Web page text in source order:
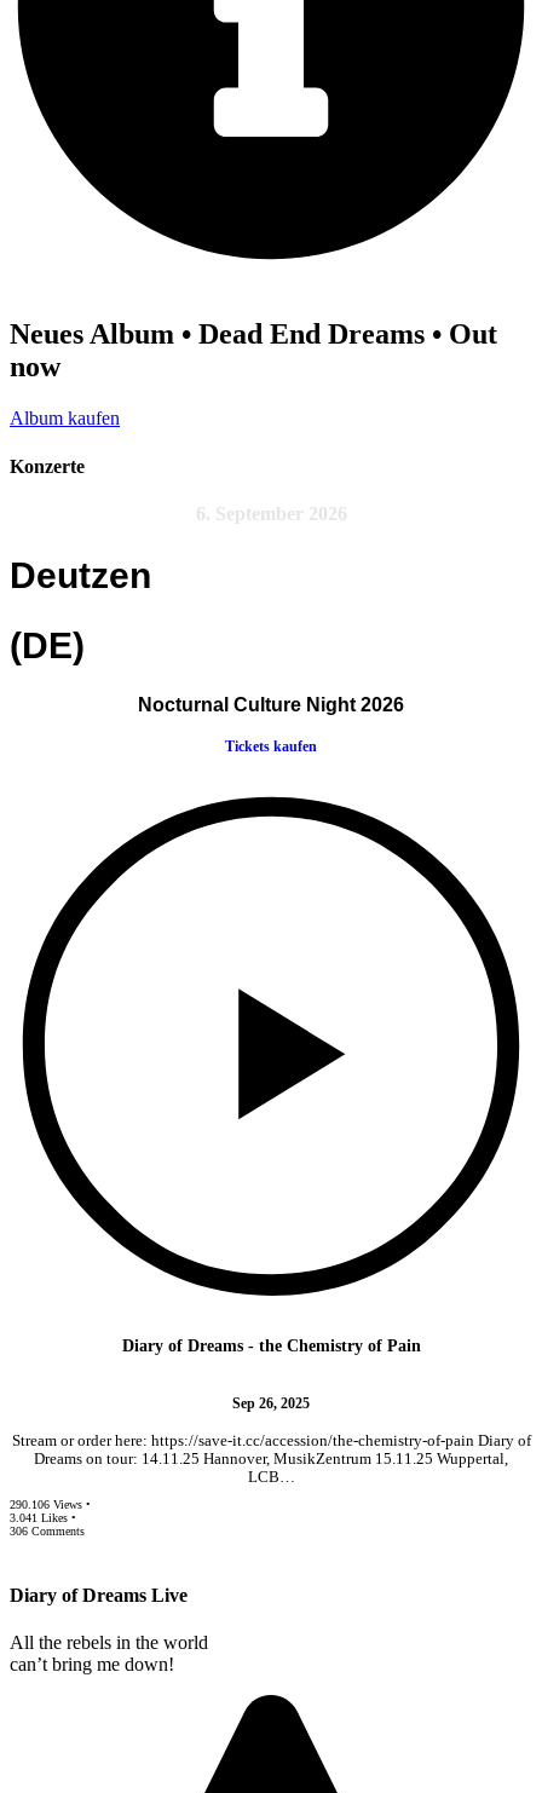
Neues Album • Dead End Dreams • Out
now
Album kaufen
Konzerte
6. September 2026
Deutzen
(DE)
Nocturnal Culture Night 2026
Tickets kaufen
Diary of Dreams - the Chemistry of Pain
Sep 26, 2025
Stream or order here: https://save-it.cc/accession/the-chemistry-of-pain Diary of
Dreams on tour: 14.11.25 Hannover, MusikZentrum 15.11.25 Wuppertal,
LCB…
290.106 Views •
3.041 Likes •
306 Comments
Diary of Dreams Live
All the rebels in the world
can’t bring me down!